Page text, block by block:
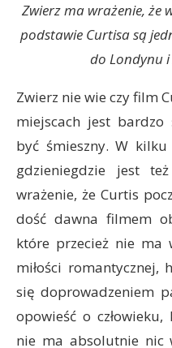
Zwierz ma wrażenie, że
podstawie Curtisa są
do Londynu
Zwierz nie wie czy film
miejscach jest
być śmieszny. W
gdzieniegdzie jest
wrażenie, że Curtis
dość dawna filmem
które przecież nie ma
miłości romantycznej,
się doprowadzeniem
opowieść o
nie ma absolutnie nic